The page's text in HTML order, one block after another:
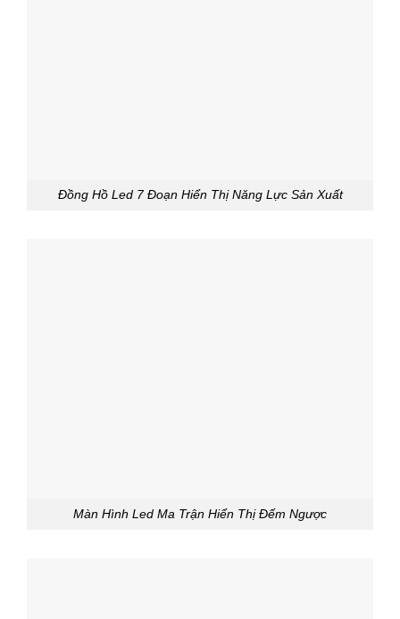
Đồng Hồ Led 7 Đoạn Hiển Thị Năng Lực Sản Xuất
Màn Hình Led Ma Trận Hiển Thị Đếm Ngược